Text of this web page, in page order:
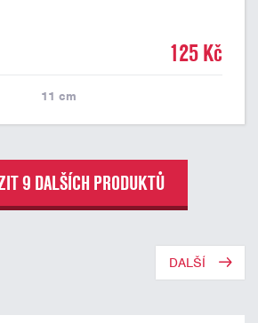
125 Kč
11 cm
9 DALŠÍCH PRODUKTŮ
DALŠÍ